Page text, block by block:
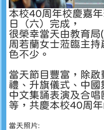
本校40周年校慶嘉
日（六）完成，
很榮幸當天由教育
周若蘭女士蒞臨主
色不少。
當天節目豐富，除
禮、升旗儀式、中國
中文集誦表演及合
等，共慶本校40周年
當天照片: